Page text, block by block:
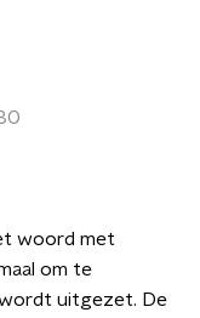
woord met
om te
uitgezet. De